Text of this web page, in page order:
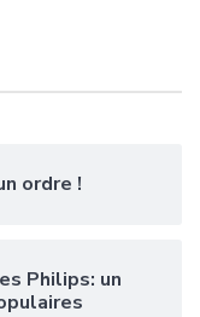
ordre !
Philips: un